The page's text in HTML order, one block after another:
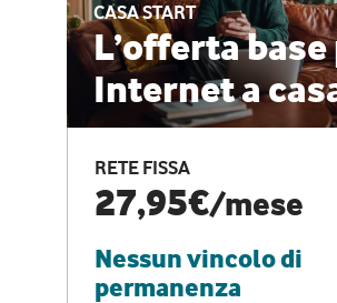
CASA START
L’offerta base
Internet a
RETE FISSA
27,95€/mese
Nessun vincolo di
permanenza
ESCLUSIVA ONLINE
CASA PRO
Internet
vantaggi
RETE FISSA +
29,95€